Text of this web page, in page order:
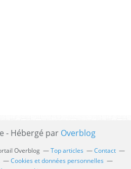
- Hébergé par Overblog
Overblog Top articles
Contact
Cookies et données personnelles